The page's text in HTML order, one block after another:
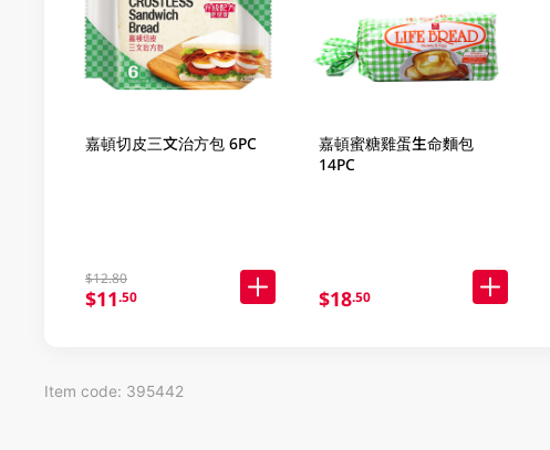
嘉頓切皮三文治方包 6PC
$12.80
$11.50
嘉頓蜜糖雞蛋生命麵包
14PC
$18.50
Item code: 395442